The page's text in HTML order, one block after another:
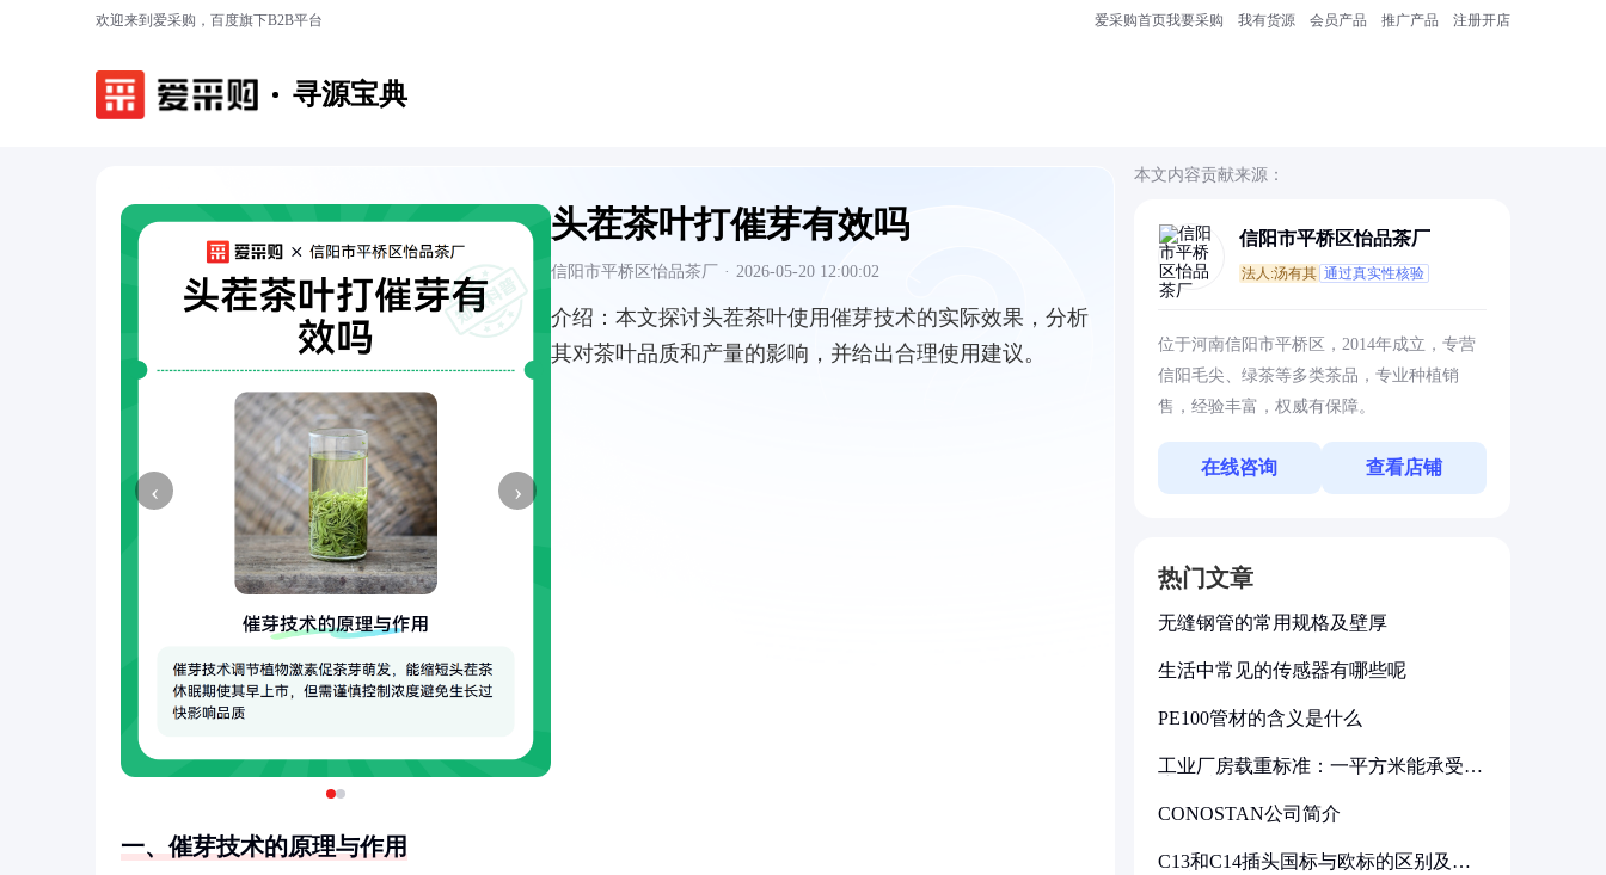
欢迎来到爱采购，百度旗下B2B平台 爱采购首页我要采购 我有货源 会员产品 推广产品 注册开店
寻源宝典
‹ ›
头茬茶叶打催芽有效吗
信阳市平桥区怡品茶厂 · 2026-05-20 12:00:02
介绍： 本文探讨头茬茶叶使用催芽技术的实际效果，分析
其对茶叶品质和产量的影响，并给出合理使用建议。
一、催芽技术的原理与作用
本文内容贡献来源：
信阳市平桥区怡品茶厂
法人:汤有其 通过真实性核验
位于河南信阳市平桥区，2014年成立，专营
信阳毛尖、绿茶等多类茶品，专业种植销
售，经验丰富，权威有保障。
在线咨询 查看店铺
热门文章
无缝钢管的常用规格及壁厚
生活中常见的传感器有哪些呢
PE100管材的含义是什么
工业厂房载重标准：一平方米能承受多
CONOSTAN公司简介
C13和C14插头国标与欧标的区别及其